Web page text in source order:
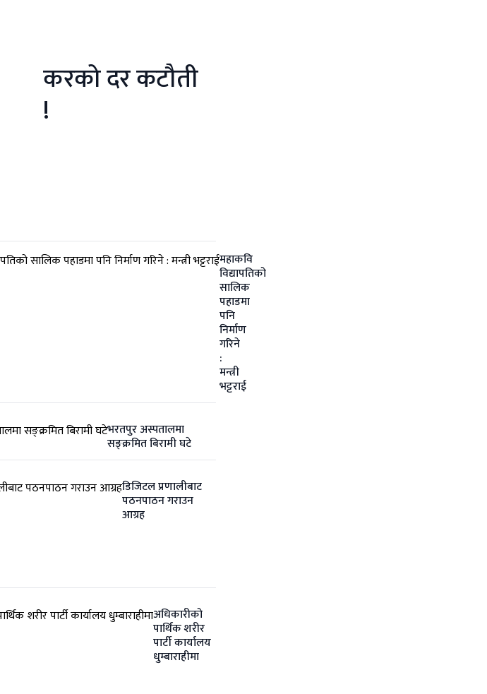
करको दर कटौती
!
महाकवि
विद्यापतिको
सालिक
पहाडमा
पनि
निर्माण
गरिने
:
मन्त्री
भट्टराई
भरतपुर अस्पतालमा
सङ्क्रमित बिरामी घटे
डिजिटल प्रणालीबाट
पठनपाठन गराउन
आग्रह
अधिकारीको
पार्थिक शरीर
पार्टी कार्यालय
धुम्बाराहीमा